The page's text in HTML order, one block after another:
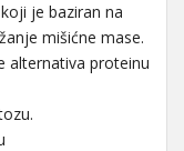
je baziran na
mišićne mase.
alternativa proteinu